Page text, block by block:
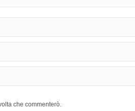
che commenterò.